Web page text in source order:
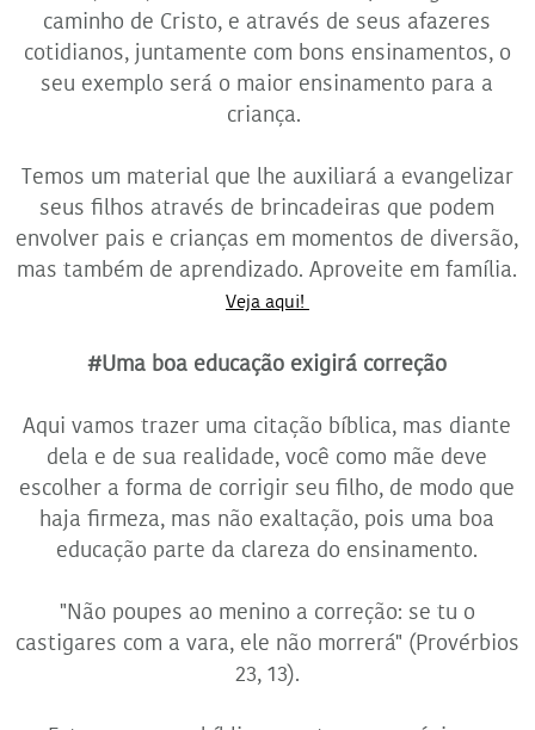
caminho de Cristo, e através de seus afazeres
cotidianos, juntamente com bons ensinamentos, o
seu exemplo será o maior ensinamento para a
criança.
Temos um material que lhe auxiliará a evangelizar
seus filhos através de brincadeiras que podem
envolver pais e crianças em momentos de diversão,
mas também de aprendizado. Aproveite em família.
Veja aqui!
#Uma boa educação exigirá correção
Aqui vamos trazer uma citação bíblica, mas diante
dela e de sua realidade, você como mãe deve
escolher a forma de corrigir seu filho, de modo que
haja firmeza, mas não exaltação, pois uma boa
educação parte da clareza do ensinamento.
"Não poupes ao menino a correção: se tu o
castigares com a vara, ele não morrerá" (Provérbios
23, 13).